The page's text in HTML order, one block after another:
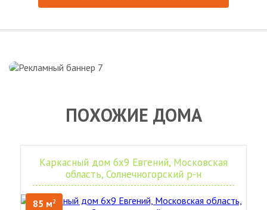
ПОХОЖИЕ ДОМА
Каркасный дом 6х9 Евгений, Московская
область, Солнечногорский р-н
85 м2